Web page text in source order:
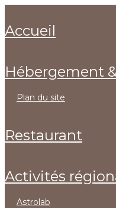
accueil
hébergement
plan du site
restaurant
activités
astrolab